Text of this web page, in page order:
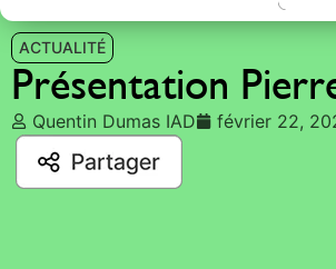
ACTUALITÉ
Présentation
Quentin Dumas IAD février 22,